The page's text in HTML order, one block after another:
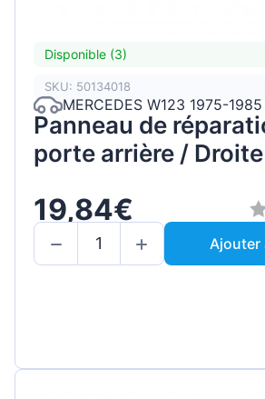
Disponible (3)
SKU: 50134018
MERCEDES W123 1975-1985
Panneau de
porte arrière / Droite
19,84€
Ajouter